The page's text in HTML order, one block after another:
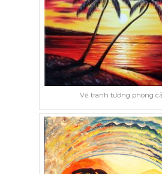
Vẽ tranh tường phong